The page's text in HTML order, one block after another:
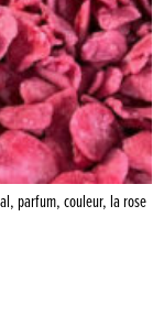
parfum, couleur, la rose